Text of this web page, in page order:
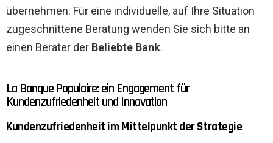
übernehmen. Für eine individuelle, auf Ihre Situation
zugeschnittene Beratung wenden Sie sich bitte an
einen Berater der Beliebte Bank.
La Banque Populaire: ein Engagement für
Kundenzufriedenheit und Innovation
Kundenzufriedenheit im Mittelpunkt der Strategie